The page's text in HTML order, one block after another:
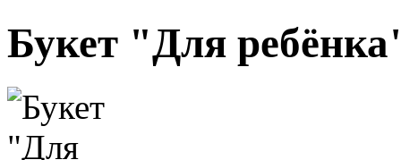
Букет "Для